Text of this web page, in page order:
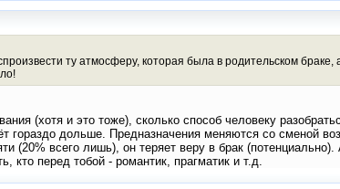
ту атмосферу, которая была в родительском браке,
(хотя и это тоже), сколько способ человеку
гораздо дольше. Предназначения меняются со сменой
(20% всего лишь), он теряет веру в брак
кто перед тобой - романтик, прагматик и т.д.